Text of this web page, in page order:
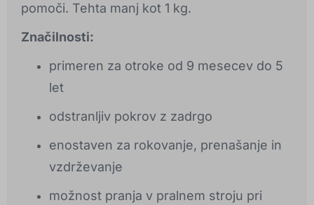
pomoči. Tehta manj kot 1 kg.
Značilnosti:
primeren za otroke od 9 mesecev do 5
let
odstranljiv pokrov z zadrgo
enostaven za rokovanje, prenašanje in
vzdrževanje
možnost pranja v pralnem stroju pri